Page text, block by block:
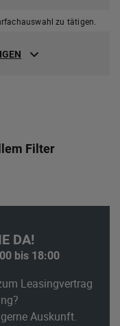
zu tätigen.
Filter
DA!
bis 18:00
Leasingvertrag
Auskunft.